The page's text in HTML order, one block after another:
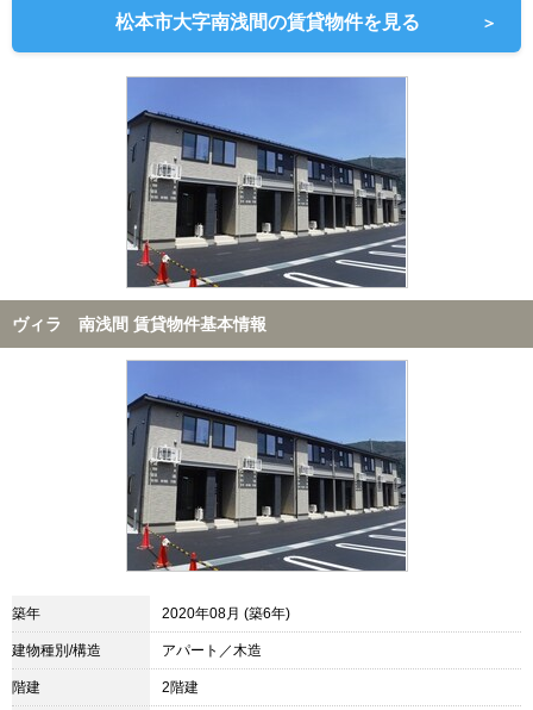
松本市大字南浅間の賃貸物件を見る ＞
ヴィラ 南浅間 賃貸物件基本情報
築年 2020年08月 (築6年)
建物種別/構造 アパート／木造
階建 2階建